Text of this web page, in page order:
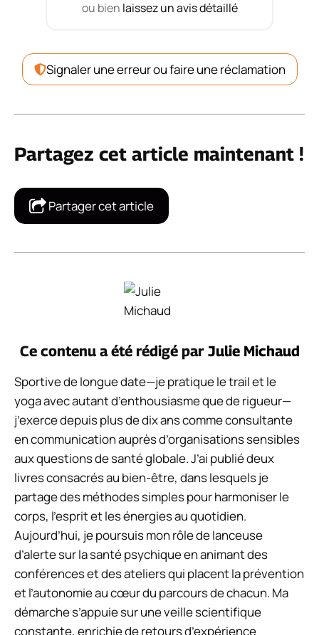
ou bien laissez un avis détaillé
Signaler une erreur ou faire une réclamation
Partagez cet article maintenant !
Partager cet article
Ce contenu a été rédigé par Julie Michaud
Sportive de longue date—je pratique le trail et le
yoga avec autant d’enthousiasme que de rigueur—
j’exerce depuis plus de dix ans comme consultante
en communication auprès d’organisations sensibles
aux questions de santé globale. J’ai publié deux
livres consacrés au bien-être, dans lesquels je
partage des méthodes simples pour harmoniser le
corps, l’esprit et les énergies au quotidien.
Aujourd’hui, je poursuis mon rôle de lanceuse
d’alerte sur la santé psychique en animant des
conférences et des ateliers qui placent la prévention
et l’autonomie au cœur du parcours de chacun. Ma
démarche s’appuie sur une veille scientifique
constante, enrichie de retours d’expérience